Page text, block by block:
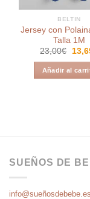
BELTIN
Jersey con
Talla 1M
23,00€
El
era:
Añadir al
SUEÑOS DE
info@sueñosdebebe.es